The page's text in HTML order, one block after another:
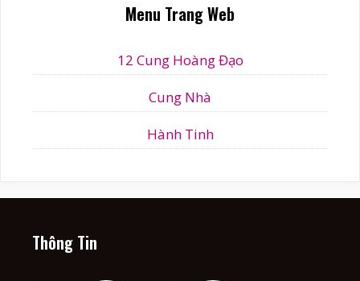
Menu Trang Web
12 Cung Hoàng Đạo
Cung Nhà
Hành Tinh
Thông Tin